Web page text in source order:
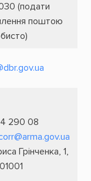
(подати
поштою
290 08
Грінченка, 1,